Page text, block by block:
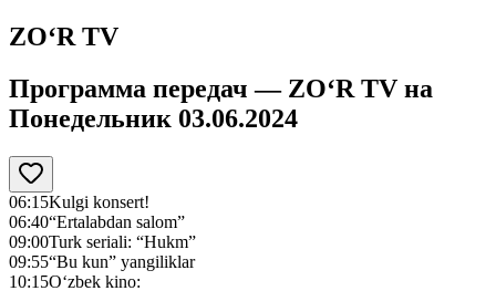
ZO‘R TV
Программа передач — ZO‘R TV на
Понедельник 03.06.2024
06:15Kulgi konsert!
06:40“Ertalabdan salom”
09:00Turk seriali: “Hukm”
09:55“Bu kun” yangiliklar
10:15O‘zbek kino: